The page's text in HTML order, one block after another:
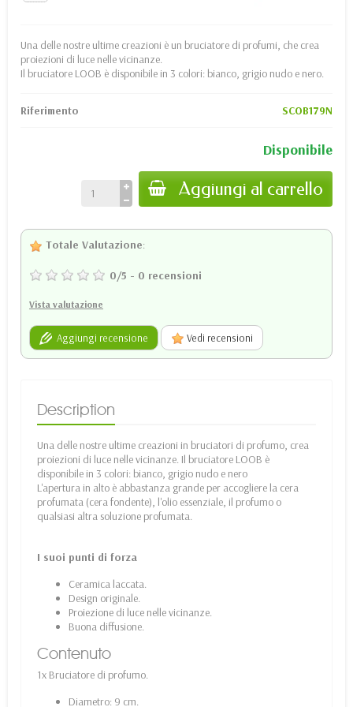
Una delle nostre ultime creazioni è un bruciatore di profumi, che crea
proiezioni di luce nelle vicinanze.
Il bruciatore LOOB è disponibile in 3 colori: bianco, grigio nudo e nero.
Riferimento SCOB179N
Disponibile
Aggiungi al carrello
Totale Valutazione:
0/5 - 0 recensioni
Vista valutazione
Aggiungi recensione Vedi recensioni
Description
Una delle nostre ultime creazioni in bruciatori di profumo, crea
proiezioni di luce nelle vicinanze. Il bruciatore LOOB è
disponibile in 3 colori: bianco, grigio nudo e nero
L'apertura in alto è abbastanza grande per accogliere la cera
profumata (cera fondente), l'olio essenziale, il profumo o
qualsiasi altra soluzione profumata.
I suoi punti di forza
Ceramica laccata.
Design originale.
Proiezione di luce nelle vicinanze.
Buona diffusione.
Contenuto
1x Bruciatore di profumo.
Diametro: 9 cm.